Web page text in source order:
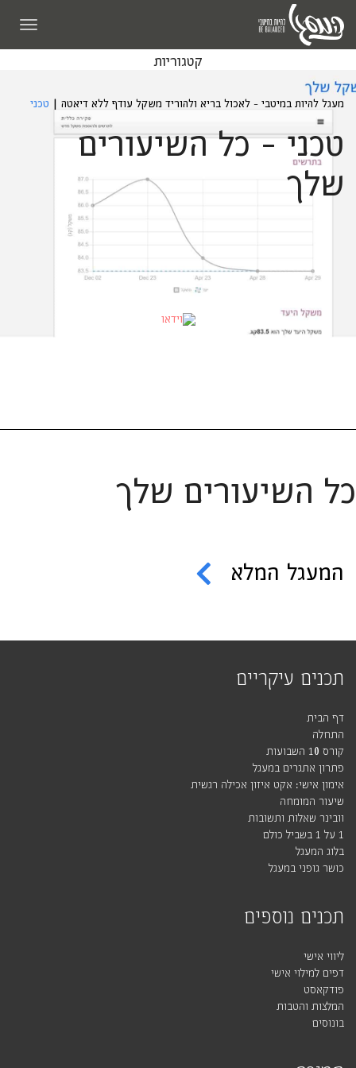
קטגוריות
מעגל להיות במיטבי - לאכול בריא ולהוריד משקל עודף ללא דיאטה | טכני
טכני - כל השיעורים
שלך
כל השיעורים שלך
המעגל המלא
תכנים עיקריים
דף הבית
התחלה
קורס 10 השבועות
פתרון אתגרים במעגל
אימון אישי: אקט איזון אכילה רגשית
שיעור המומחה
וובינר שאלות ותשובות
1 על 1 בשביל כולם
בלוג המעגל
כושר גופני במעגל
תכנים נוספים
ליווי אישי
דפים למילוי אישי
פודקאסט
המלצות והטבות
בונוסים